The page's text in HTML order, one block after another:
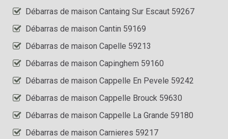
Débarras de maison Cantaing Sur Escaut 59267
Débarras de maison Cantin 59169
Débarras de maison Capelle 59213
Débarras de maison Capinghem 59160
Débarras de maison Cappelle En Pevele 59242
Débarras de maison Cappelle Brouck 59630
Débarras de maison Cappelle La Grande 59180
Débarras de maison Carnieres 59217